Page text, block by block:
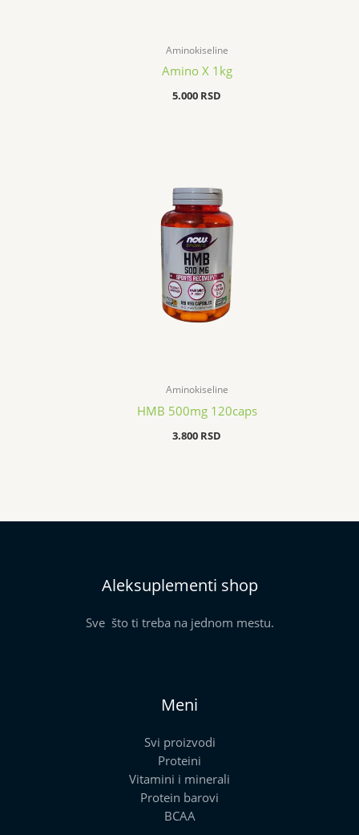
Aminokiseline
Amino X 1kg
5.000 RSD
Aminokiseline
HMB 500mg 120caps
3.800 RSD
Aleksuplementi shop
Sve što ti treba na jednom mestu.
Meni
Svi proizvodi
Proteini
Vitamini i minerali
Protein barovi
BCAA